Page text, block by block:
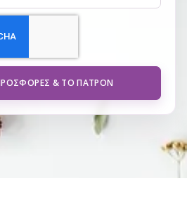
& ΤΟ ΠΑΤΡΌΝ